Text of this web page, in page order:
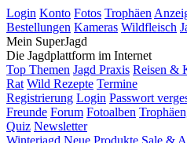
Login Konto Fotos Trophäen
Bestellungen Kameras Wildfleisch
Mein SuperJagd
Die Jagdplattform im Internet
Top Themen Jagd Praxis Reisen &
Rat Wild Rezepte Termine
Registrierung Login Passwort
Freunde Forum Fotoalben
Quiz Newsletter
Winterjagd Neue Produkte Sale &